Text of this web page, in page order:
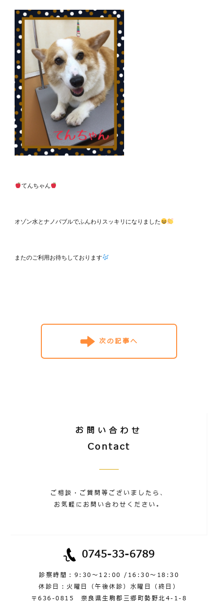
てんちゃん
オゾン水とナノバブルでふんわりスッキリになりました
またのご利用お待ちしております
次の記事へ
お問い合わせ
Contact
ご相談・ご質問等ございましたら、
お気軽にお問い合わせください。
0745-33-6789
診察時間：9:30～12:00 /16:30～18:30
休診日：火曜日（午後休診）水曜日（終日）
〒636-0815 奈良県生駒郡三郷町勢野北4-1-8